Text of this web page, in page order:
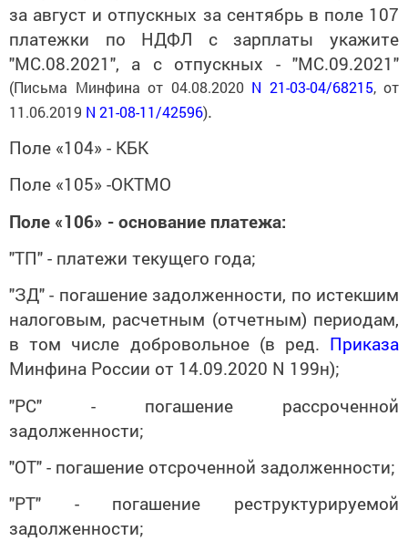
за август и отпускных за сентябрь в поле 107
платежки по НДФЛ с зарплаты укажите
"МС.08.2021", а с отпускных - "МС.09.2021"
(Письма Минфина от 04.08.2020 N 21-03-04/68215, от
11.06.2019 N 21-08-11/42596).
Поле «104» - КБК
Поле «105» -ОКТМО
Поле «106» - основание платежа:
"ТП" - платежи текущего года;
"ЗД" - погашение задолженности, по истекшим
налоговым, расчетным (отчетным) периодам,
в том числе добровольное (в ред. Приказа
Минфина России от 14.09.2020 N 199н);
"РС" - погашение рассроченной
задолженности;
"ОТ" - погашение отсроченной задолженности;
"РТ" - погашение реструктурируемой
задолженности;